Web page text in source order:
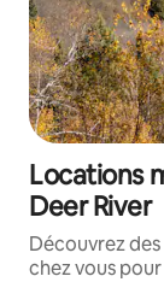
Locations
Deer River
Découvrez
chez vous